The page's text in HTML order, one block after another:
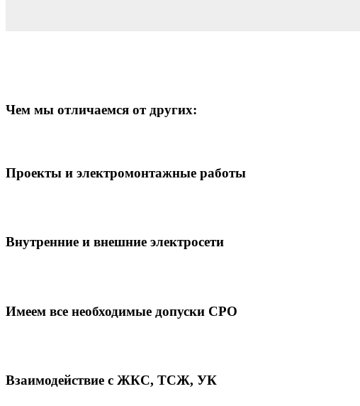
Чем мы отличаемся от других:
Проекты и электромонтажные работы
Внутренние и внешние электросети
Имеем все необходимые допуски СРО
Взаимодействие с ЖКС, ТСЖ, УК